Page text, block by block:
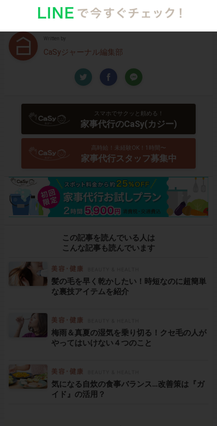
Written by
CaSyジャーナル編集部
スマホでサクッと頼める！
家事代行のCaSy(カジー)
高時給！未経験OK！1時間〜
家事代行スタッフ募集中
この記事を読んでいる人は
こんな記事も読んでいます
髪の毛を早く乾かしたい！時短なのに超簡単
な裏技アイテムを紹介
梅雨＆真夏の湿気を乗り切る！クセ毛の人が
やってはいけない４つのこと
気になる自炊の食事バランス…改善策は『ガ
イド』の活用？